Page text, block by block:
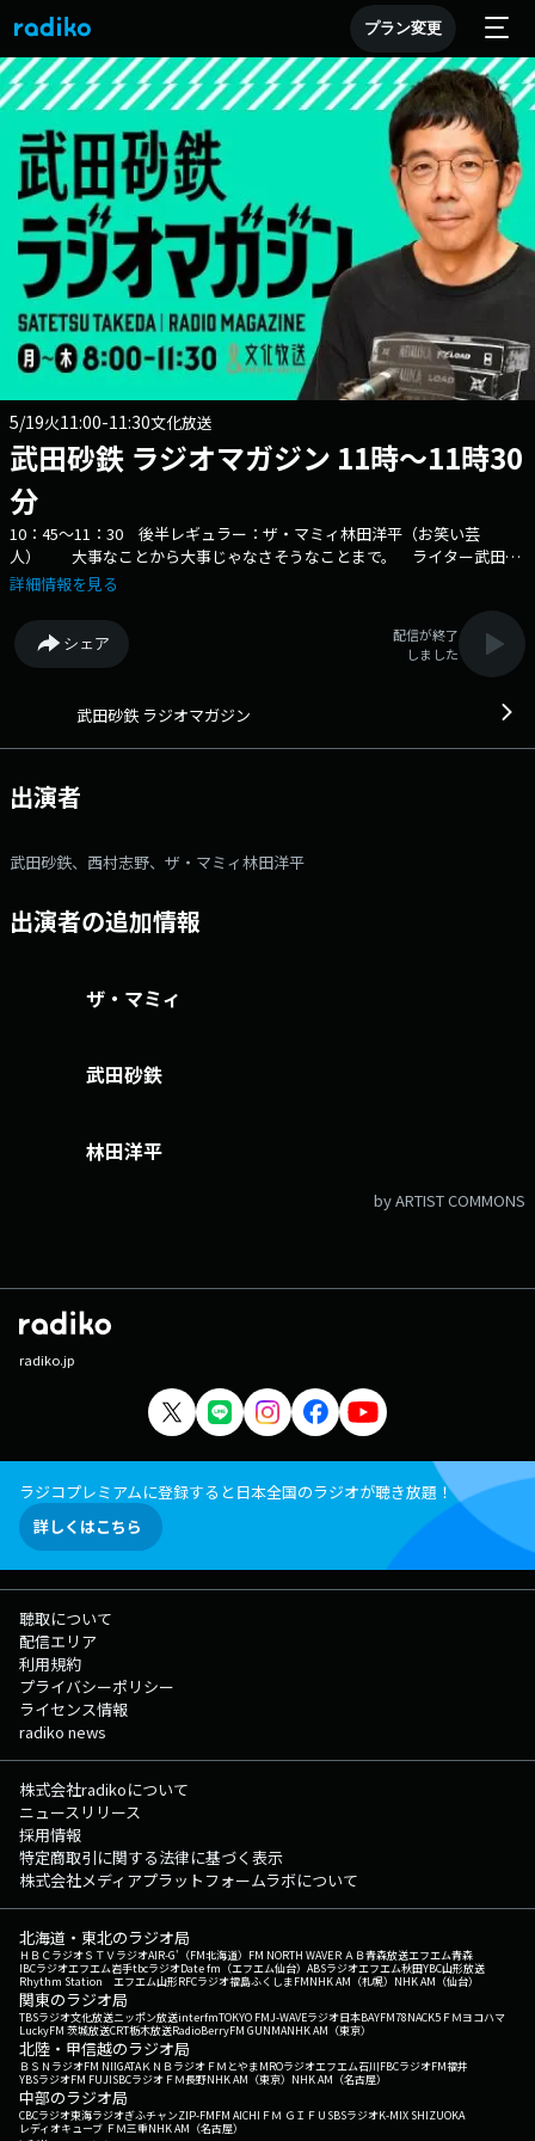
プラン変更
5/19火11:00-11:30文化放送
武田砂鉄 ラジオマガジン 11時～11時30
分
10：45～11：30 後半レギュラー：ザ・マミィ林田洋平（お笑い芸
人） 大事なことから大事じゃなさそうなことまで。 ライター武田砂
鉄が"あなたの耳の渇きを潤す"生放送 X：rm_joqr Xハッシュタグ：
https://form.joqr.co.jp/@rm916 X（旧Twitter）ハッシュタグは「#ラ
ジオマガジン」 X（旧Twitter）ページは
「https://x.com/rm_joqr」 政治、経済、芸能、カルチャー… 大
なたの耳の渇きを潤す”3時間半の生ワイド番組 文化放送公式X（旧
「https://www.facebook.com/1134joqr」 文化放送公式LINEは
「@joqr_916」
詳細情報を見る
シェア
配信が終了
しました
武田砂鉄 ラジオマガジン
出演者
武田砂鉄、西村志野、ザ・マミィ林田洋平
出演者の追加情報
ザ・マミィ
武田砂鉄
林田洋平
by ARTIST COMMONS
radiko.jp
ラジコプレミアムに登録すると日本全国のラジオが聴き放題！
詳しくはこちら
聴取について
配信エリア
利用規約
プライバシーポリシー
ライセンス情報
radiko news
株式会社radikoについて
ニュースリリース
採用情報
特定商取引に関する法律に基づく表示
株式会社メディアプラットフォームラボについて
北海道・東北のラジオ局
ＨＢＣラジオＳＴＶラジオAIR-G'（FM北海道） FM NORTH WAVEＲＡＢ青森放送エフエム青森
IBCラジオエフエム岩手tbcラジオDate fm（エフエム仙台） ABSラジオエフエム秋田YBC山形放送
Rhythm Station エフエム山形RFCラジオ福島ふくしまFMNHK AM（札幌） NHK AM（仙台）
関東のラジオ局
TBSラジオ文化放送ニッポン放送interfmTOKYO FMJ-WAVEラジオ日本BAYFM78NACK5 ＦＭヨコハマ
LuckyFM 茨城放送CRT栃木放送RadioBerryFM GUNMANHK AM（東京）
北陸・甲信越のラジオ局
ＢＳＮラジオFM NIIGATAＫＮＢラジオ ＦＭとやまMROラジオエフエム石川FBCラジオFM福井
YBSラジオFM FUJISBCラジオ ＦＭ長野NHK AM（東京） NHK AM（名古屋）
中部のラジオ局
CBCラジオ東海ラジオぎふチャンZIP-FMFM AICHI ＦＭ ＧＩＦＵ SBSラジオK-MIX SHIZUOKA
レディオキューブ ＦＭ三重NHK AM（名古屋）